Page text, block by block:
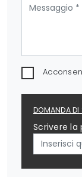
DOMANDA DI
Scrivere la